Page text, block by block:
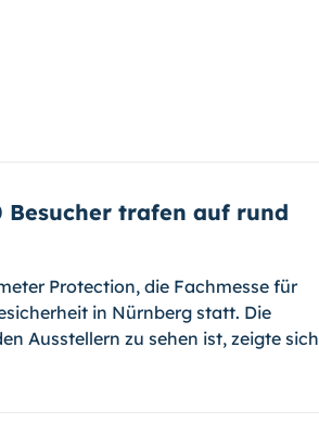
Besucher trafen auf rund
Protection, die Fachmesse für
in Nürnberg statt. Die
Ausstellern zu sehen ist, zeigte sich